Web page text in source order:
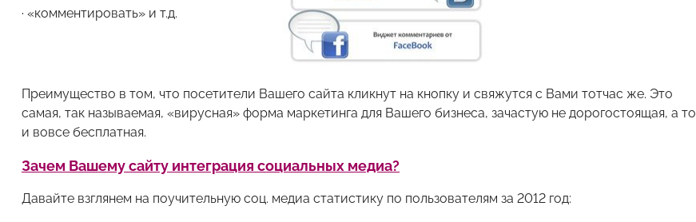
· «комментировать» и т.д.
Преимущество в том, что посетители Вашего сайта кликнут на кнопку и свяжутся с Вами тотчас же. Это
самая, так называемая, «вирусная» форма маркетинга для Вашего бизнеса, зачастую не дорогостоящая, а то
и вовсе бесплатная.
Зачем Вашему сайту интеграция социальных медиа?
Давайте взглянем на поучительную соц. медиа статистику по пользователям за 2012 год: